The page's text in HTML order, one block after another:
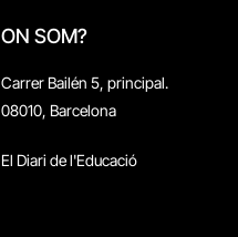
ON SOM?
Carrer Bailén 5, principal.
08010, Barcelona
El Diari de l'Educació